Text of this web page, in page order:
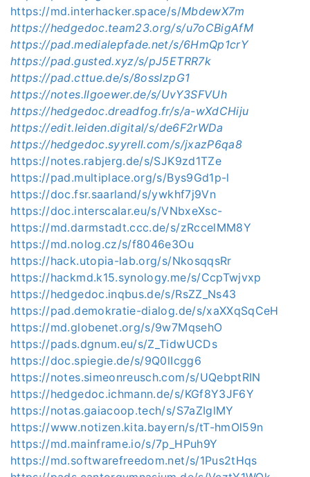
https://md.interhacker.space/s/MbdewX7m
https://hedgedoc.team23.org/s/u7oCBigAfM
https://pad.medialepfade.net/s/6HmQp1crY
https://pad.gusted.xyz/s/pJ5ETRR7k
https://pad.cttue.de/s/8ossIzpG1
https://notes.llgoewer.de/s/UvY3SFVUh
https://hedgedoc.dreadfog.fr/s/a-wXdCHiju
https://edit.leiden.digital/s/de6F2rWDa
https://hedgedoc.syyrell.com/s/jxazP6qa8
https://notes.rabjerg.de/s/SJK9zd1TZe
https://pad.multiplace.org/s/Bys9Gd1p-l
https://doc.fsr.saarland/s/ywkhf7j9Vn
https://doc.interscalar.eu/s/VNbxeXsc-
https://md.darmstadt.ccc.de/s/zRccelMM8Y
https://md.nolog.cz/s/f8046e3Ou
https://hack.utopia-lab.org/s/NkosqqsRr
https://hackmd.k15.synology.me/s/CcpTwjvxp
https://hedgedoc.inqbus.de/s/RsZZ_Ns43
https://pad.demokratie-dialog.de/s/xaXXqSqCeH
https://md.globenet.org/s/9w7MqsehO
https://pads.dgnum.eu/s/Z_TidwUCDs
https://doc.spiegie.de/s/9Q0lIcgg6
https://notes.simeonreusch.com/s/UQebptRIN
https://hedgedoc.ichmann.de/s/KGf8Y3JF6Y
https://notas.gaiacoop.tech/s/S7aZIglMY
https://www.notizen.kita.bayern/s/tT-hmOl59n
https://md.mainframe.io/s/7p_HPuh9Y
https://md.softwarefreedom.net/s/1Pus2tHqs